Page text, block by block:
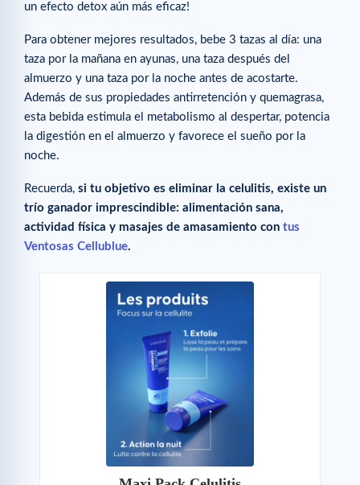
un efecto detox aún más eficaz!
Para obtener mejores resultados, bebe 3 tazas al día: una
taza por la mañana en ayunas, una taza después del
almuerzo y una taza por la noche antes de acostarte.
Además de sus propiedades antirretención y quemagrasa,
esta bebida estimula el metabolismo al despertar, potencia
la digestión en el almuerzo y favorece el sueño por la
noche.
Recuerda, si tu objetivo es eliminar la celulitis, existe un
trío ganador imprescindible: alimentación sana,
actividad física y masajes de amasamiento con tus
Ventosas Cellublue.